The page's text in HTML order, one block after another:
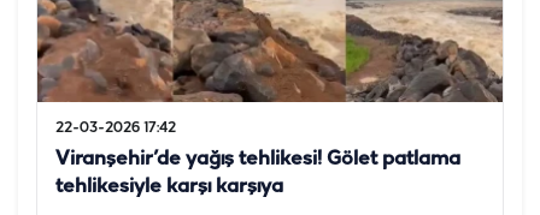
22-03-2026 17:42
Viranşehir’de yağış tehlikesi! Gölet patlama
tehlikesiyle karşı karşıya